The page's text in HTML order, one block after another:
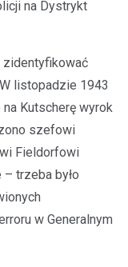
na Dystrykt
zidentyfikować
listopadzie 1943
Kutscherę wyrok
szefowi
Fieldorfowi
– trzeba było
w Generalnym